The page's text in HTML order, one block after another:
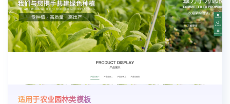
适用于农业园林类模板